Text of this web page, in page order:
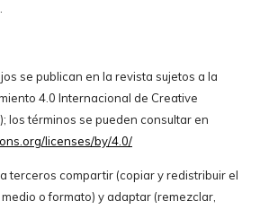
se publican en la revista sujetos a la
4.0 Internacional de Creative
los términos se pueden consultar en
licenses/by/4.0/
terceros compartir (copiar y redistribuir el
o formato) y adaptar (remezclar,